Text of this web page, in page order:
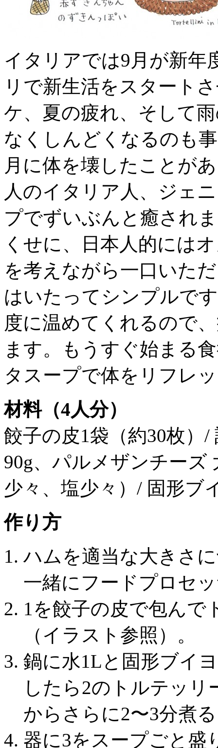
イタリアでは9月が新年
リで新生活をスタート
ケ、夏の疲れ、そして
なくしんどくなるのも
月に体を壊したことが
人のイタリア人、ジェ
プでずいぶんと癒され
くせに、日本人的には
を考えながら一口いた
はいたってシンプルで
度に温めてくれるので
ます。もうすぐ始まる
タスープで体をリフレ
材料（4人分）
餃子の皮1袋（約30枚）
90g、パルメザンチーズ
少々、塩少々）/ 固形ブ
作り方
ハムを適当な大きさ
一緒にフードプロセ
1を餃子の皮で包んで
（イラスト参照）。
鍋に水1Lと固形ブイ
したら2のトルテッ
からさらに2〜3分煮
器に3をスープごと盛